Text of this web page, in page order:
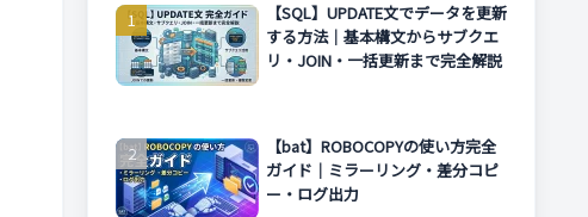
【SQL】UPDATE文でデータを更新
する方法｜基本構文からサブクエ
リ・JOIN・一括更新まで完全解説
【bat】ROBOCOPYの使い方完全
ガイド｜ミラーリング・差分コピ
ー・ログ出力